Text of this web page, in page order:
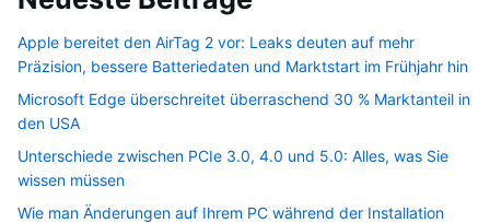
Apple bereitet den AirTag 2 vor: Leaks deuten auf mehr
Präzision, bessere Batteriedaten und Marktstart im Frühjahr hin
Microsoft Edge überschreitet überraschend 30 % Marktanteil in
den USA
Unterschiede zwischen PCIe 3.0, 4.0 und 5.0: Alles, was Sie
wissen müssen
Wie man Änderungen auf Ihrem PC während der Installation